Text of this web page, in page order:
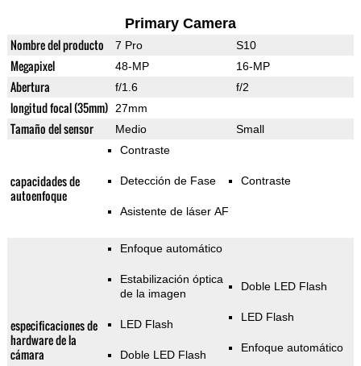
Primary Camera
Nombre del producto 7 Pro S10
Megapixel 48-MP 16-MP
Abertura f/1.6 f/2
longitud focal (35mm) 27mm
Tamaño del sensor Medio Small
capacidades de
autoenfoque
Contraste
Detección de Fase
Asistente de láser AF
Contraste
especificaciones de
hardware de la
cámara
Enfoque automático
Estabilización óptica
de la imagen
LED Flash
Doble LED Flash
Doble LED Flash
LED Flash
Enfoque automático